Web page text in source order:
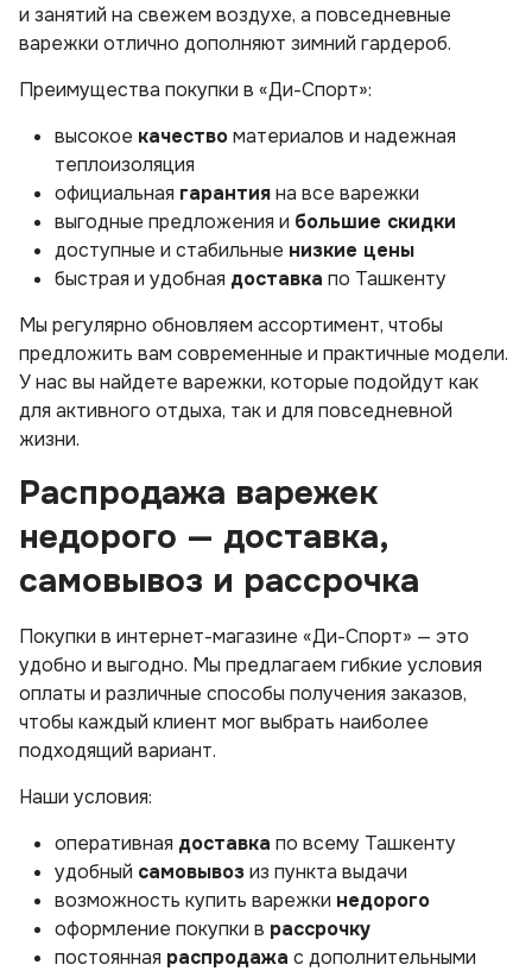
и занятий на свежем воздухе, а повседневные
варежки отлично дополняют зимний гардероб.
Преимущества покупки в «Ди-Спорт»:
высокое качествоматериалов и надежная
теплоизоляция
официальная гарантияна все варежки
выгодные предложения и большие скидки
доступные и стабильные низкие цены
быстрая и удобная доставка по Ташкенту
Мы регулярно обновляем ассортимент, чтобы
предложить вам современные и практичные модели.
У нас вы найдете варежки, которые подойдут как
для активного отдыха, так и для повседневной
жизни.
Распродажа варежек
недорого — доставка,
самовывоз и рассрочка
Покупки в интернет-магазине «Ди-Спорт» — это
удобно и выгодно. Мы предлагаем гибкие условия
оплаты и различные способы получения заказов,
чтобы каждый клиент мог выбрать наиболее
подходящий вариант.
Наши условия:
оперативная доставка по всему Ташкенту
удобный самовывозиз пункта выдачи
возможность купить варежки недорого
оформление покупки в рассрочку
постоянная распродажа с дополнительными